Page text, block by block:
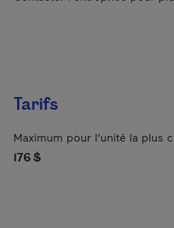
Tarifs
Maximum pour l'unité la plus
176 $